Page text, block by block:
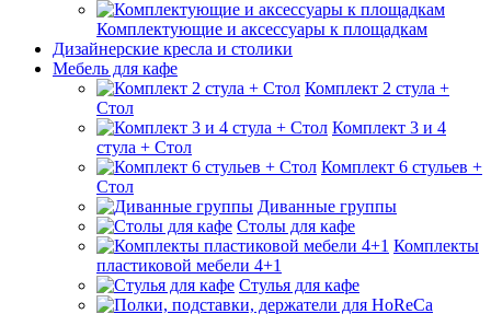
Комплектующие и аксессуары к площадкам
Дизайнерские кресла и столики
Мебель для кафе
Комплект 2 стула +
Стол
Комплект 3 и 4
стула + Стол
Комплект 6 стульев +
Стол
Диванные группы
Столы для кафе
Комплекты
пластиковой мебели 4+1
Стулья для кафе